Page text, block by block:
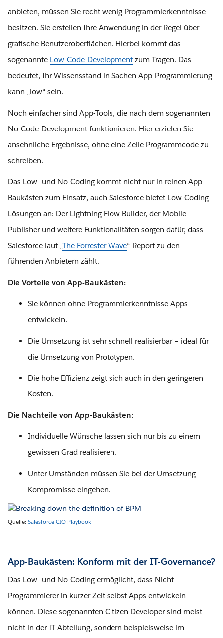
anbieten, müssen Sie recht wenig Programmierkenntnisse
besitzen. Sie erstellen Ihre Anwendung in der Regel über
grafische Benutzeroberflächen. Hierbei kommt das
sogenannte Low-Code-Development zum Tragen. Das
bedeutet, Ihr Wissensstand in Sachen App-Programmierung
kann „low“ sein.
Noch einfacher sind App-Tools, die nach dem sogenannten
No-Code-Development funktionieren. Hier erzielen Sie
ansehnliche Ergebnisse, ohne eine Zeile Programmcode zu
schreiben.
Das Low- und No-Coding kommt nicht nur in reinen App-
Baukästen zum Einsatz, auch Salesforce bietet Low-Coding-
Lösungen an: Der Lightning Flow Builder, der Mobile
Publisher und weitere Funktionalitäten sorgen dafür, dass
Salesforce laut „The Forrester Wave“-Report zu den
führenden Anbietern zählt.
Die Vorteile von App-Baukästen:
Sie können ohne Programmierkenntnisse Apps
entwickeln.
Die Umsetzung ist sehr schnell realisierbar – ideal für
die Umsetzung von Prototypen.
Die hohe Effizienz zeigt sich auch in den geringeren
Kosten.
Die Nachteile von App-Baukästen:
Individuelle Wünsche lassen sich nur bis zu einem
gewissen Grad realisieren.
Unter Umständen müssen Sie bei der Umsetzung
Kompromisse eingehen.
Quelle: Salesforce CIO Playbook
App-Baukästen: Konform mit der IT-Governance?
Das Low- und No-Coding ermöglicht, dass Nicht-
Programmierer in kurzer Zeit selbst Apps entwickeln
können. Diese sogenannten Citizen Developer sind meist
nicht in der IT-Abteilung, sondern beispielsweise im